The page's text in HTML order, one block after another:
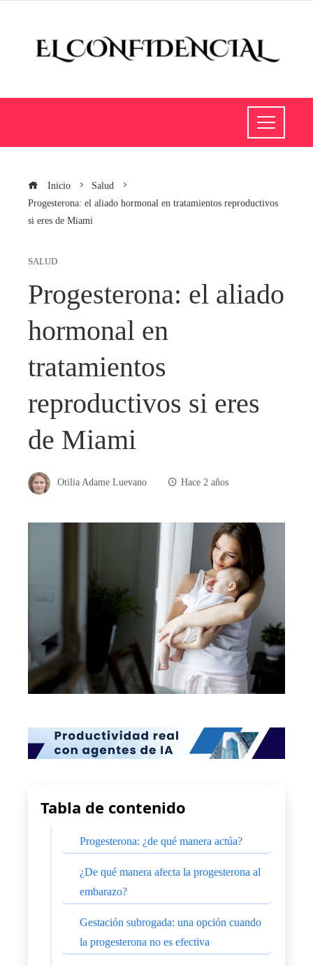
Inicio
Salud
Progesterona: el aliado hormonal en tratamientos reproductivos
si eres de Miami
SALUD
Progesterona: el aliado
hormonal en
tratamientos
reproductivos si eres
de Miami
Otilia Adame Luevano Hace 2 años
Tabla de contenido
Progesterona: ¿de qué manera actúa?
¿De qué manera afecta la progesterona al
embarazo?
Gestación subrogada: una opción cuando
la progesterona no es efectiva